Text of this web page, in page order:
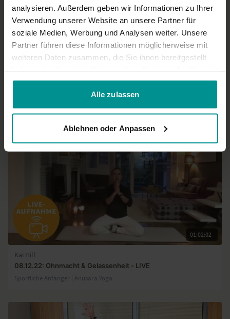
analysieren. Außerdem geben wir Informationen zu Ihrer
Verwendung unserer Website an unsere Partner für
soziale Medien, Werbung und Analysen weiter. Unsere
Partner führen diese Informationen möglicherweise mit
weiteren Daten zusammen, die Sie ihnen bereitgestellt
gesammelt haben.
Alle zulassen
Ablehnen oder Anpassen
Jen November 20, 2025
Humorvoll, energiegeladen. Danke schön.
0
Ähnliche Videos
01:02:02
Kai Hill
08.12.22: Ohnmacht & Gelassenheit - LIVE
Sportliche Anfänger | Anusara Yoga